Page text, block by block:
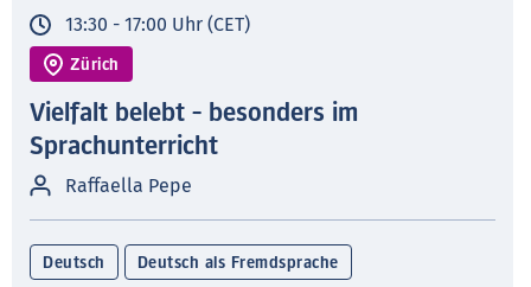
13:30 - 17:00 Uhr (CET)
Zürich
Vielfalt belebt - besonders im
Sprachunterricht
Raffaella Pepe
Deutsch Deutsch als Fremdsprache